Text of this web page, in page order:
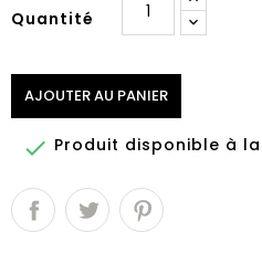
Quantité
AJOUTER AU PANIER
 Produit disponible à